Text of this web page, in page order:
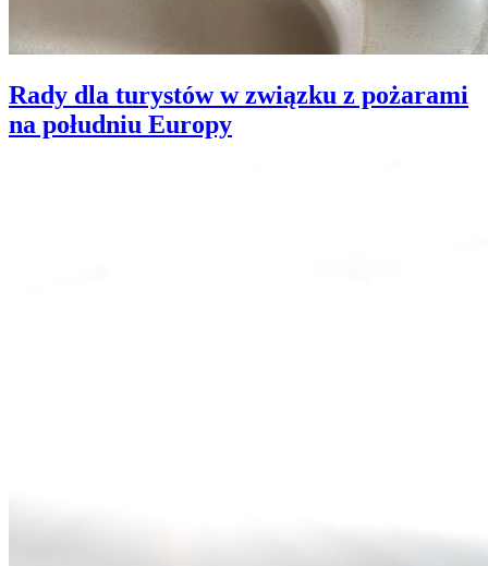
Rady dla turystów w związku z pożarami
na południu Europy